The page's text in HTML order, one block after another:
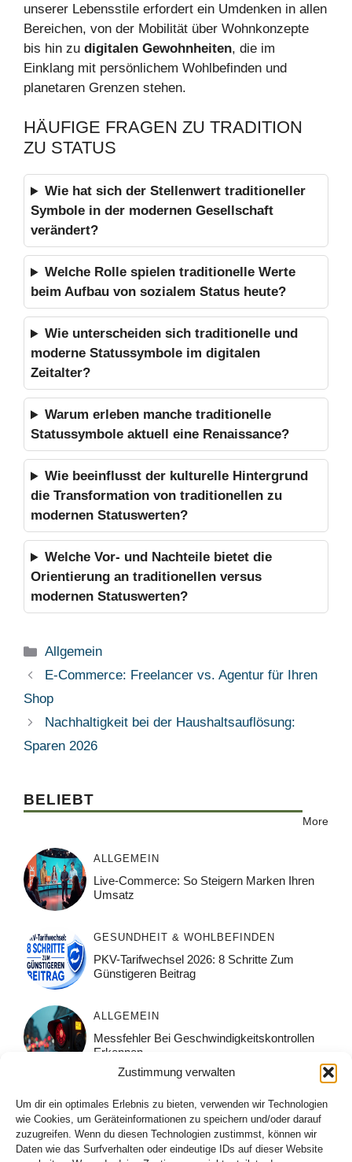
Zustimmung verwalten
Um dir ein optimales Erlebnis zu bieten, verwenden wir Technologien
wie Cookies, um Geräteinformationen zu speichern und/oder darauf
zuzugreifen. Wenn du diesen Technologien zustimmst, können wir
Daten wie das Surfverhalten oder eindeutige IDs auf dieser Website
unserer Lebensstile erfordert ein Umdenken in allen
Bereichen, von der Mobilität über Wohnkonzepte
bis hin zu digitalen Gewohnheiten, die im
Einklang mit persönlichem Wohlbefinden und
planetaren Grenzen stehen.
HÄUFIGE FRAGEN ZU TRADITION
ZU STATUS
Wie hat sich der Stellenwert traditioneller
Symbole in der modernen Gesellschaft
verändert?
Welche Rolle spielen traditionelle Werte
beim Aufbau von sozialem Status heute?
Wie unterscheiden sich traditionelle und
moderne Statussymbole im digitalen
Zeitalter?
Warum erleben manche traditionelle
Statussymbole aktuell eine Renaissance?
Wie beeinflusst der kulturelle Hintergrund
die Transformation von traditionellen zu
modernen Statuswerten?
Welche Vor- und Nachteile bietet die
Orientierung an traditionellen versus
modernen Statuswerten?
Kategorien
Allgemein
E-Commerce: Freelancer vs. Agentur für Ihren
Shop
Nachhaltigkeit bei der Haushaltsauflösung:
Sparen 2026
BELIEBT
More
ALLGEMEIN
Live-Commerce: So Steigern Marken Ihren
Umsatz
GESUNDHEIT & WOHLBEFINDEN
PKV-Tarifwechsel 2026: 8 Schritte Zum
Günstigeren Beitrag
ALLGEMEIN
Messfehler Bei Geschwindigkeitskontrollen
Erkennen
Muskelpflege Nach Dem Sport: Was Wirklich
Hilft